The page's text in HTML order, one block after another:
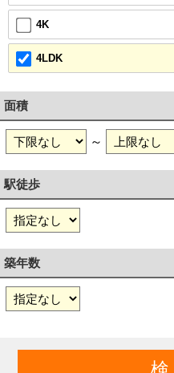
4K
4LDK
面積
～
駅徒歩
築年数